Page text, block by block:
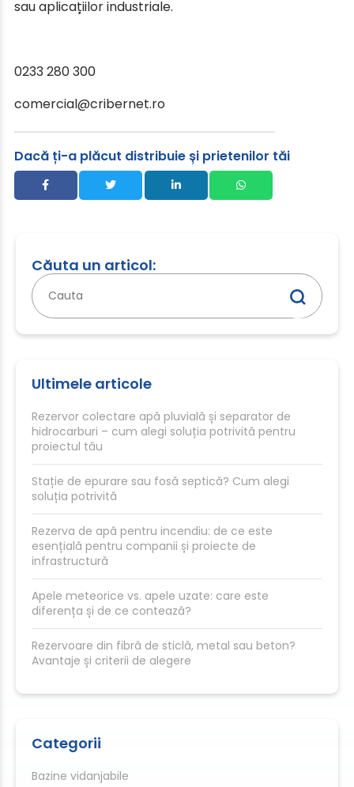
Căuta un articol:
Caută
după:
Ultimele articole
Rezervor colectare apă pluvială și separator de
hidrocarburi – cum alegi soluția potrivită pentru
proiectul tău
Stație de epurare sau fosă septică? Cum alegi
soluția potrivită
Rezerva de apă pentru incendiu: de ce este
esențială pentru companii și proiecte de
infrastructură
Apele meteorice vs. apele uzate: care este
diferența și de ce contează?
Rezervoare din fibră de sticlă, metal sau beton?
Avantaje și criterii de alegere
Categorii
Bazine vidanjabile
sau aplicațiilor industriale.
0233 280 300
comercial@cribernet.ro
Dacă ți-a plăcut distribuie și prietenilor tăi